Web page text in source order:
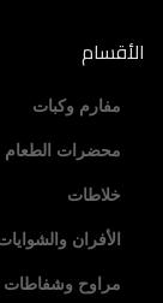
الأقسام
مفارم وكبات
محضرات الطعام
خلاطات
الأفران
مراوح وشفاطات